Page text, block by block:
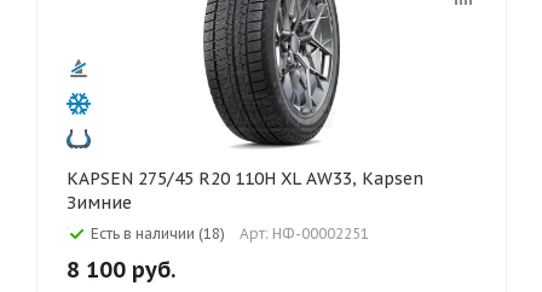
KAPSEN 275/45 R20 110H XL AW33, Kapsen
Зимние
Есть в наличии (18) Арт: НФ-00002251
8 100 руб.